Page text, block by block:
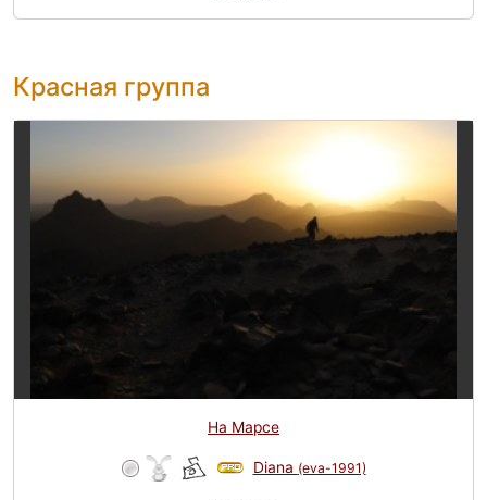
Красная группа
На Марсе
Diana (eva-1991)